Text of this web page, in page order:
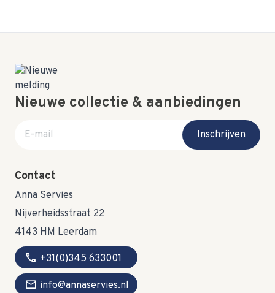
Nieuwe collectie & aanbiedingen
E-mail adres
Inschrijven
Contact
Anna Servies
Nijverheidsstraat 22
4143 HM Leerdam
call +31(0)345 633001
mail info@annaservies.nl